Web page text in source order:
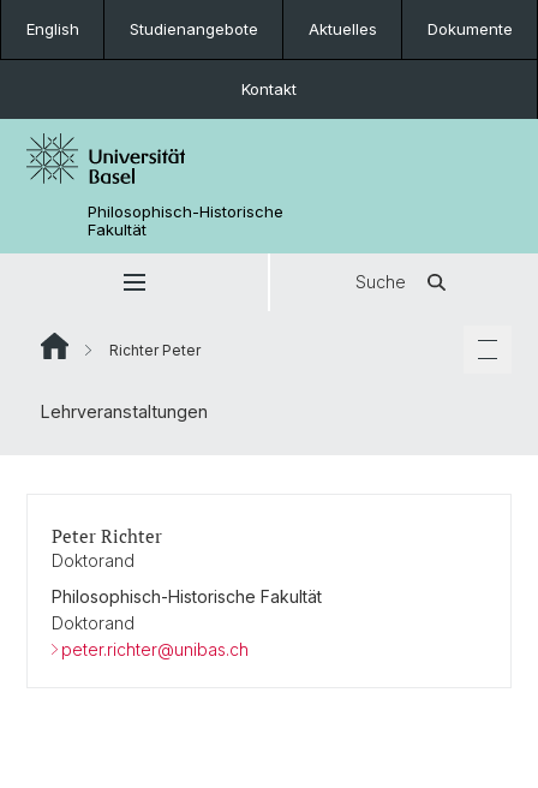
English Studienangebote Aktuelles Dokumente
Kontakt
Philosophisch-Historische
Fakultät
Suche
Richter Peter
Lehrveranstaltungen
Peter Richter
Doktorand
Philosophisch-Historische Fakultät
Doktorand
peter.richter@unibas.ch